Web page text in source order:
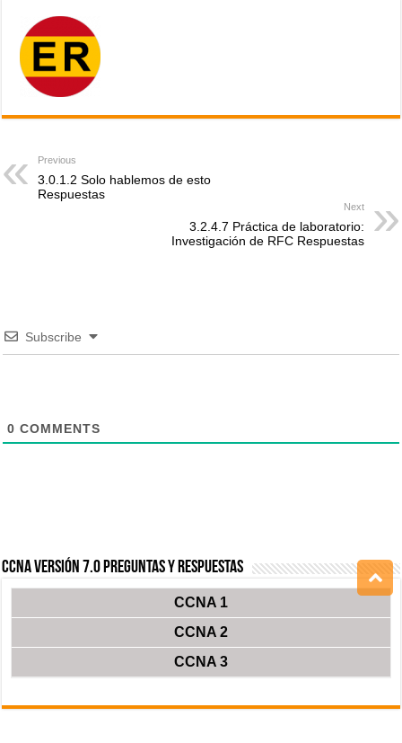
Previous
3.0.1.2 Solo hablemos de esto
Respuestas
Next
3.2.4.7 Práctica de laboratorio:
Investigación de RFC Respuestas
Subscribe
0 COMMENTS
CCNA Versión 7.0 Preguntas y Respuestas
CCNA 1
CCNA 2
CCNA 3